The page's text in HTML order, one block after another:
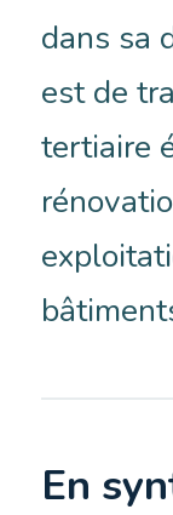
dans sa
est de
tertiaire
En